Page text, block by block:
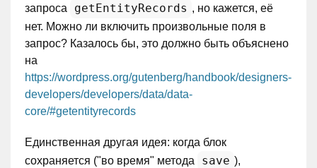
запроса
getEntityRecords , но кажется, её
нет. Можно ли включить произвольные поля в
запрос? Казалось бы, это должно быть объяснено
на
https://wordpress.org/gutenberg/handbook/designers-
developers/developers/data/data-
core/#getentityrecords
Единственная другая идея: когда блок
сохраняется ("во время" метода
save ),